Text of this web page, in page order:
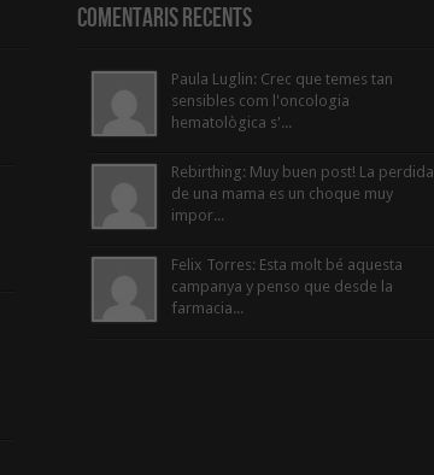
Comentaris Recents
Paula Luglin: Crec que temes tan
sensibles com l'oncologia
hematològica s'...
Rebirthing: Muy buen post! La perdida
de una mama es un choque muy
impor...
Felix Torres: Esta molt bé aquesta
campanya y penso que desde la
farmacia...